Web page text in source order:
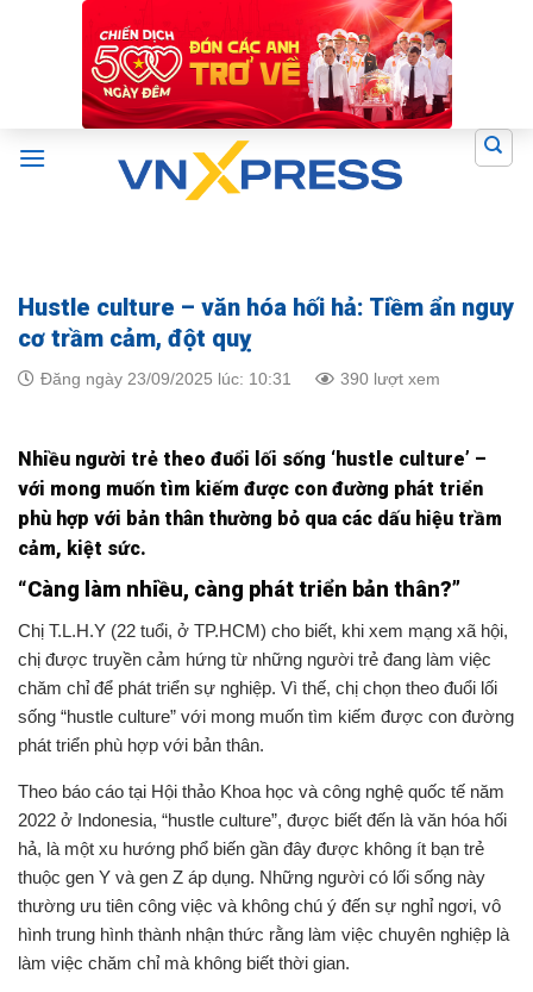
Hustle culture – văn hóa hối hả: Tiềm ẩn nguy
cơ trầm cảm, đột quỵ
Đăng ngày 23/09/2025 lúc: 10:31 390 lượt xem
Nhiều người trẻ theo đuổi lối sống ‘hustle culture’ –
với mong muốn tìm kiếm được con đường phát triển
phù hợp với bản thân thường bỏ qua các dấu hiệu trầm
cảm, kiệt sức.
“Càng làm nhiều, càng phát triển bản thân?”
Chị T.L.H.Y (22 tuổi, ở TP.HCM) cho biết, khi xem mạng xã hội,
chị được truyền cảm hứng từ những người trẻ đang làm việc
chăm chỉ để phát triển sự nghiệp. Vì thế, chị chọn theo đuổi lối
sống “hustle culture” với mong muốn tìm kiếm được con đường
phát triển phù hợp với bản thân.
Theo báo cáo tại Hội thảo Khoa học và công nghệ quốc tế năm
2022 ở Indonesia, “hustle culture”, được biết đến là văn hóa hối
hả, là một xu hướng phổ biến gần đây được không ít bạn trẻ
thuộc gen Y và gen Z áp dụng. Những người có lối sống này
thường ưu tiên công việc và không chú ý đến sự nghỉ ngơi, vô
hình trung hình thành nhận thức rằng làm việc chuyên nghiệp là
làm việc chăm chỉ mà không biết thời gian.